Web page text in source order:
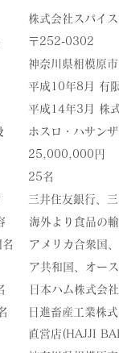
株式会社スパイ
〒252-0302
神奈川県相模原
平成10年8月 有
平成14年3月 株
ホスロ・ハサン
25,000,000円
25名
三井住友銀行、
海外より食品の
アメリカ合衆国
ア共和国、オー
日本ハム株式会
日進畜産工業株
直営店(HAJJI